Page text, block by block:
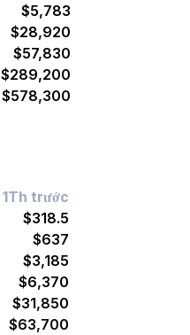
$5,783
$28,920
$57,830
$289,200
$578,300
1Th trước
$318.5
$637
$3,185
$6,370
$31,850
$63,700